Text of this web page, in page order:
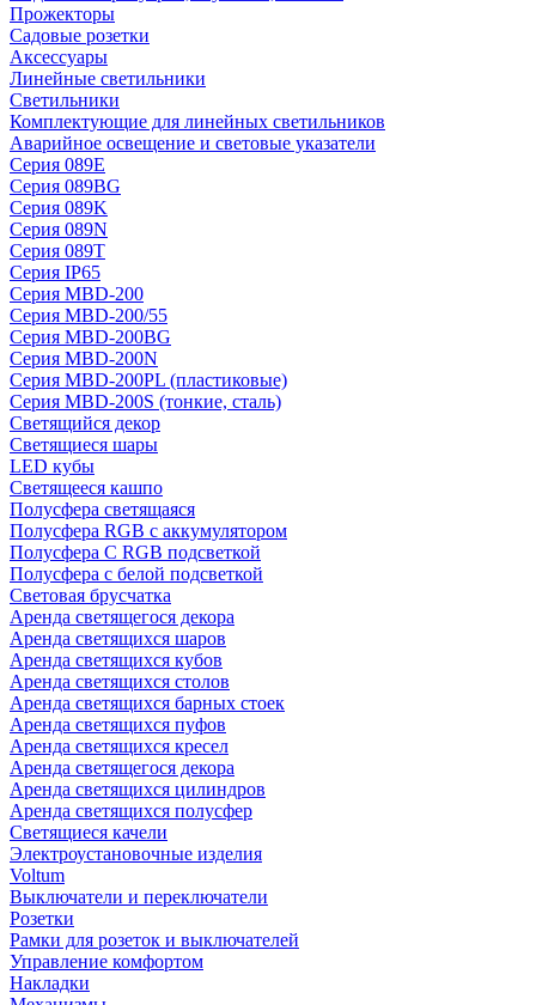
Прожекторы
Садовые розетки
Аксессуары
Линейные светильники
Светильники
Комплектующие для линейных светильников
Аварийное освещение и световые указатели
Серия 089E
Серия 089BG
Серия 089K
Серия 089N
Серия 089T
Серия IP65
Серия MBD-200
Серия MBD-200/55
Серия MBD-200BG
Серия MBD-200N
Серия MBD-200PL (пластиковые)
Серия MBD-200S (тонкие, сталь)
Светящийся декор
Светящиеся шары
LED кубы
Светящееся кашпо
Полусфера светящаяся
Полусфера RGB с аккумулятором
Полусфера С RGB подсветкой
Полусфера с белой подсветкой
Световая брусчатка
Аренда светящегося декора
Аренда светящихся шаров
Аренда светящихся кубов
Аренда светящихся столов
Аренда светящихся барных стоек
Аренда светящихся пуфов
Аренда светящихся кресел
Аренда светящегося декора
Аренда светящихся цилиндров
Аренда светящихся полусфер
Светящиеся качели
Электроустановочные изделия
Voltum
Выключатели и переключатели
Розетки
Рамки для розеток и выключателей
Управление комфортом
Накладки